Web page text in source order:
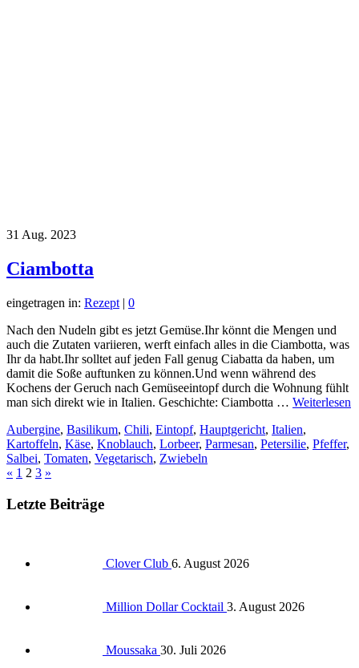
31 Aug. 2023
Ciambotta
eingetragen in: Rezept | 0
Nach den Nudeln gibt es jetzt Gemüse.Ihr könnt die Mengen und
auch die Zutaten variieren, werft einfach alles in die Ciambotta, was
Ihr da habt.Ihr solltet auf jeden Fall genug Ciabatta da haben, um
damit die Soße auftunken zu können.Und wenn während des
Kochens der Geruch nach Gemüseeintopf durch die Wohnung fühlt
man sich direkt wie in Italien. Geschichte: Ciambotta … Weiterlesen
Aubergine, Basilikum, Chili, Eintopf, Hauptgericht, Italien,
Kartoffeln, Käse, Knoblauch, Lorbeer, Parmesan, Petersilie, Pfeffer,
Salbei, Tomaten, Vegetarisch, Zwiebeln
« 1 2 3 »
Letzte Beiträge
Clover Club 6. August 2026
Million Dollar Cocktail 3. August 2026
Moussaka 30. Juli 2026